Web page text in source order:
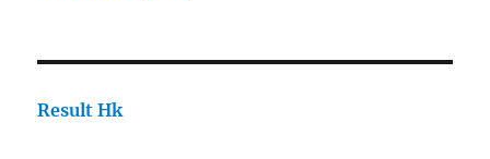
Result Hk